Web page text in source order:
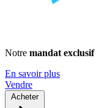
Notre mandat exclusif
En savoir plus
Vendre
Acheter